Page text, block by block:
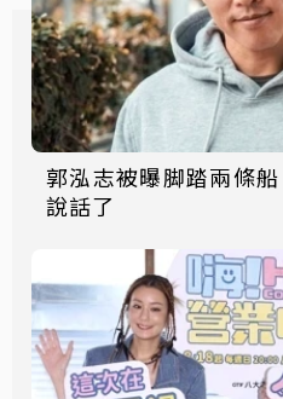
郭泓志被曝脚踏兩條
說話了